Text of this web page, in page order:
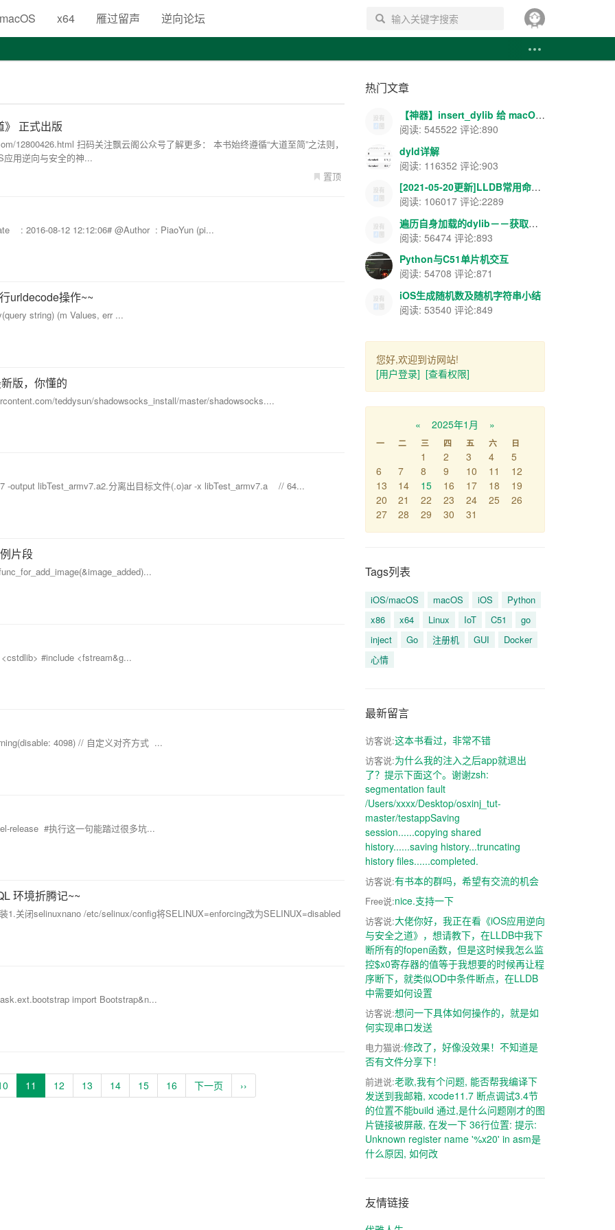
macOS x64 雁过留声 逆向论坛 搜索
》 正式出版
12800426.html 扫码关注飘云阁公众号了解更多： 本书始终遵循“大道至简”之法则，
应用逆向与安全的神...
置顶
: 2016-08-12 12:12:06# @Author : PiaoYun (pi...
urldecode操作~~
string) (m Values, err ...
版，你懂的
teddysun/shadowsocks_install/master/shadowsocks....
-output libTest_armv7.a2.分离出目标文件(.o)ar -x libTest_armv7.a // 64...
片段
#include <fstream&g...
4098) // 自定义对齐方式 ...
release #执行这一句能踏过很多坑...
环境折腾记~~
1.关闭selinuxnano /etc/selinux/config将SELINUX=enforcing改为SELINUX=disabled
import Bootstrap&n...
11 12 13 14 15 16 下一页 ››
热门文章
【神器】insert_dylib 给 macOS APP 添加导入表注入--你懂的~~
阅读: 545522 评论:890
dyld详解
阅读: 116352 评论:903
[2021-05-20更新]LLDB常用命令--飘云整理
阅读: 106017 评论:2289
遍历自身加载的dylib－－获取载入地址和ASLR地址等
阅读: 56474 评论:893
Python与C51单片机交互
阅读: 54708 评论:871
iOS生成随机数及随机字符串小结
阅读: 53540 评论:849
您好,欢迎到访网站!
[用户登录] [查看权限]
« 2025年1月 »
一 二 三 四 五 六 日
1 2 3 4
5
6
7 8 9 10 11
12
13
14 15 16 17 18
19
20
21 22 23 24 25
26
27
28 29 30 31
Tags列表
iOS/macOS macOS iOS
Python
x86
x64 Linux IoT C51
go
inject
Go 注册机 GUI
Docker
心情
最新留言
访客说:这本书看过，非常不错
访客说:为什么我的注入之后app就退出
了？提示下面这个。谢谢zsh:
segmentation fault
/Users/xxxx/Desktop/osxinj_tut-
master/testappSaving
session......copying shared
history......saving history...truncating
history files......completed.
访客说:有书本的群吗，希望有交流的机会
Free说:nice.支持一下
访客说:大佬你好，我正在看《iOS应用逆向
与安全之道》，想请教下，在LLDB中我下
断所有的fopen函数，但是这时候我怎么监
控$x0寄存器的值等于我想要的时候再让程
序断下，就类似OD中条件断点，在LLDB
中需要如何设置
访客说:想问一下具体如何操作的，就是如
何实现串口发送
电力猫说:修改了，好像没效果！不知道是
否有文件分享下！
前进说:老歌,我有个问题, 能否帮我编译下
发送到我邮箱, xcode11.7 断点调试3.4节
的位置不能build 通过,是什么问题刚才的图
片链接被屏蔽, 在发一下 36行位置: 提示:
Unknown register name '%x20' in asm是
什么原因, 如何改
友情链接